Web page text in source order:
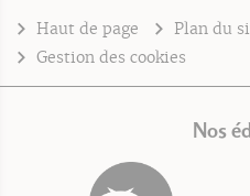
Haut de page Plan du
Gestion des cookies
Nos